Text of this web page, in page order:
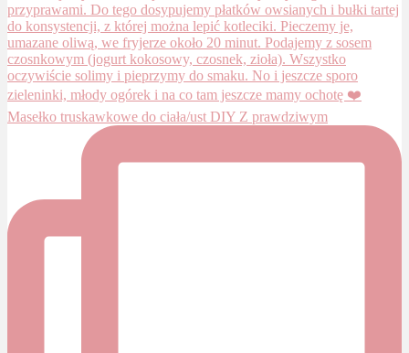
Masełko truskawkowe do ciała/ust DIY Z prawdziwym